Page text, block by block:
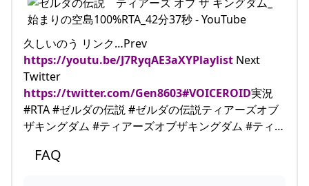
久しいのう リンク…Prev
https://youtu.be/J7RyqAE3aXYPlaylist Next
Twitter
https://twitter.com/Gen8603#VOICEROID実況
#RTA #ゼルダの伝説 #ゼルダの伝説ティアーズオブ
ザキングダム #ティアーズオブザキングダム #ティ…
FAQ